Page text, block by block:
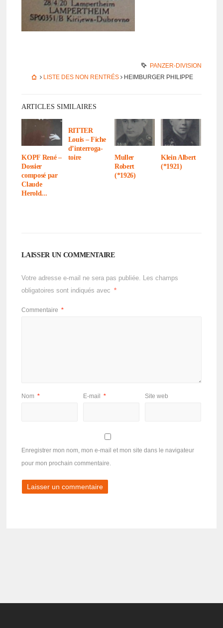
PANZER-DIVISION
LISTE DES NON RENTRÉS HEIMBURGER PHILIPPE
ARTICLES SIMILAIRES
KOPF René –
Dossier
composé par
Claude
Herold...
RITTER
Louis – Fiche
d’in­ter­ro­ga­
toire
Muller
Robert
(*1926)
Klein Albert
(*1921)
LAISSER UN COMMENTAIRE
Votre adresse e-mail ne sera pas publiée. Les champs
obligatoires sont indiqués avec
*
Commentaire *
Nom * E-mail * Site web
Enregistrer mon nom, mon e-mail et mon site dans le navigateur
pour mon prochain commentaire.